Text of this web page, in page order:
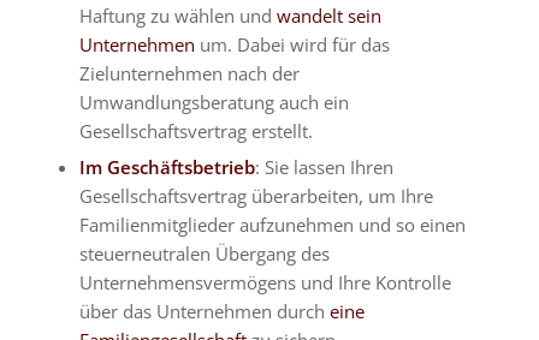
Haftung zu wählen undwandelt sein
Unternehmen um. Dabei wird für das
Zielunternehmen nach der
Umwandlungsberatung auch ein
Gesellschaftsvertrag erstellt.
Im Geschäftsbetrieb: Sie lassen Ihren
Gesellschaftsvertrag überarbeiten, um Ihre
Familienmitglieder aufzunehmen und so einen
steuerneutralen Übergang des
Unternehmensvermögens und Ihre Kontrolle
über das Unternehmen durcheine